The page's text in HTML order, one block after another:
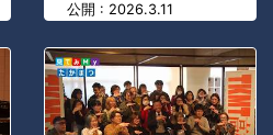
公開 : 2026.3.11